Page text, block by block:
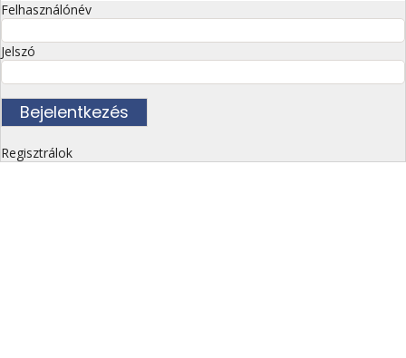
Felhasználónév
Jelszó
Regisztrálok